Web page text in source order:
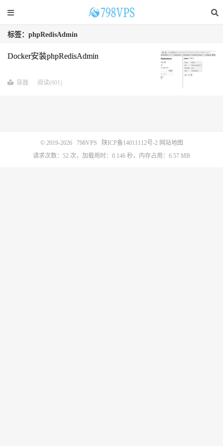
标签：phpRedisAdmin
Docker安装phpRedisAdmin
容器 阅读(601)
© 2019-2026 798VPS 陕ICP备14011112号-2 网站地图
请求次数：52 次，加载用时：0.146 秒，内存占用：6.57 MB